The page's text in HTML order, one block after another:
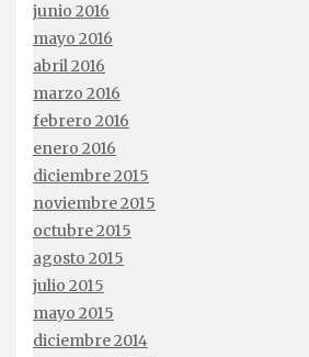
junio 2016
mayo 2016
abril 2016
marzo 2016
febrero 2016
enero 2016
diciembre 2015
noviembre 2015
octubre 2015
agosto 2015
julio 2015
mayo 2015
diciembre 2014